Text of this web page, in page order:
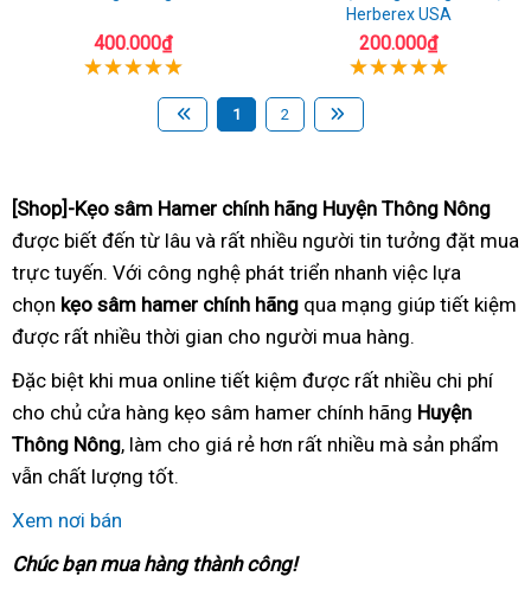
400.000₫
Herberex USA
200.000₫
1 2
[Shop]-Kẹo sâm Hamer chính hãng Huyện Thông Nông
được biết đến từ lâu và rất nhiều người tin tưởng đặt mua
trực tuyến. Với công nghệ phát triển nhanh việc lựa
chọn kẹo sâm hamer chính hãng qua mạng giúp tiết kiệm
được rất nhiều thời gian cho người mua hàng.
Đặc biệt khi mua online tiết kiệm được rất nhiều chi phí
cho chủ cửa hàng kẹo sâm hamer chính hãng Huyện
Thông Nông, làm cho giá rẻ hơn rất nhiều mà sản phẩm
vẫn chất lượng tốt.
Xem nơi bán
Chúc bạn mua hàng thành công!